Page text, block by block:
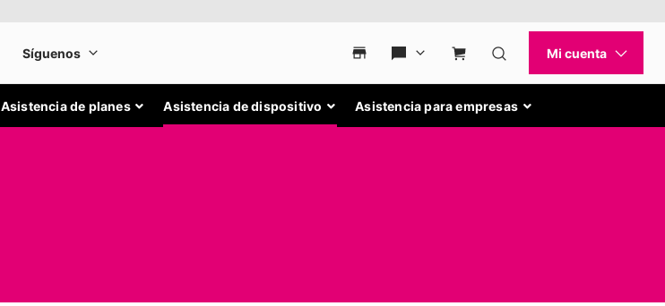
Asistencia de planes Asistencia de dispositivo Asistencia para empresas